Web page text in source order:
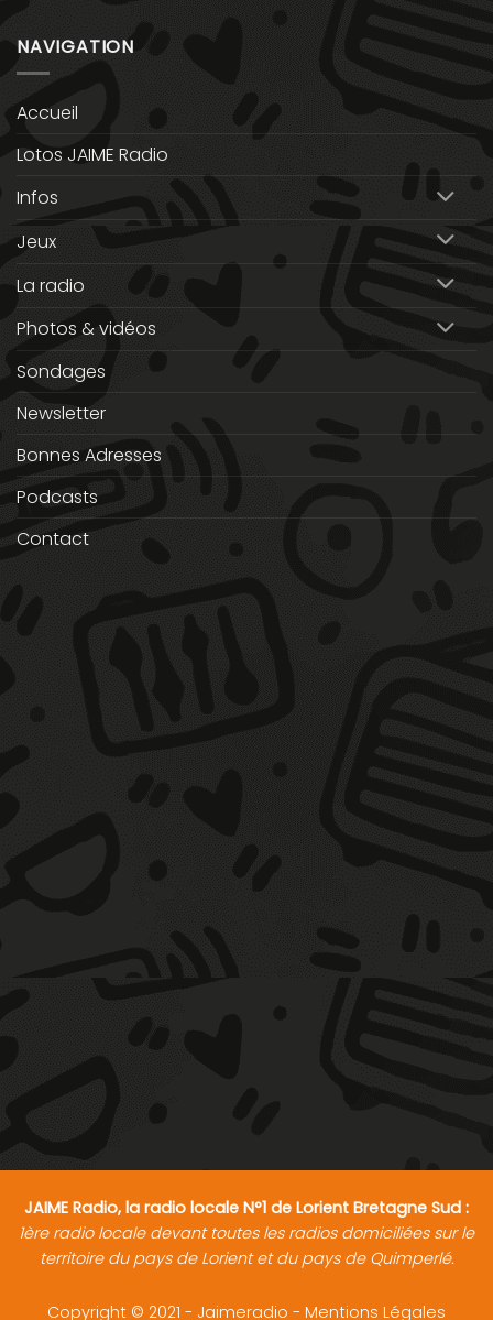
NAVIGATION
Accueil
Lotos JAIME Radio
Infos
Jeux
La radio
Photos & vidéos
Sondages
Newsletter
Bonnes Adresses
Podcasts
Contact
JAIME Radio, la radio locale N°1 de Lorient Bretagne Sud :
1ère radio locale devant toutes les radios domiciliées sur le
territoire du pays de Lorient et du pays de Quimperlé.
Copyright © 2021 - Jaimeradio - Mentions Légales